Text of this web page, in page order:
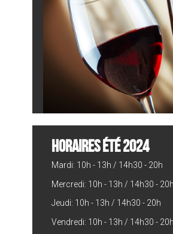
HORAIRES ÉTÉ 2024
Mardi: 10h - 13h / 14h30 - 20h
Mercredi: 10h - 13h / 14h30 - 20h
Jeudi: 10h - 13h / 14h30 - 20h
Vendredi: 10h - 13h / 14h30 - 20h